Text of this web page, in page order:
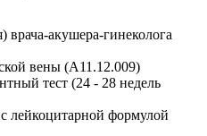
врача-акушера-гинеколога
вены (A11.12.009)
тест (24 - 28 недель
формулой